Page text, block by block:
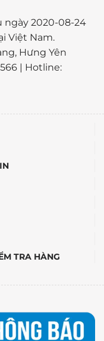
ngày 2020-08-24
Việt Nam.
Hưng Yên
| Hotline:
TRA HÀNG